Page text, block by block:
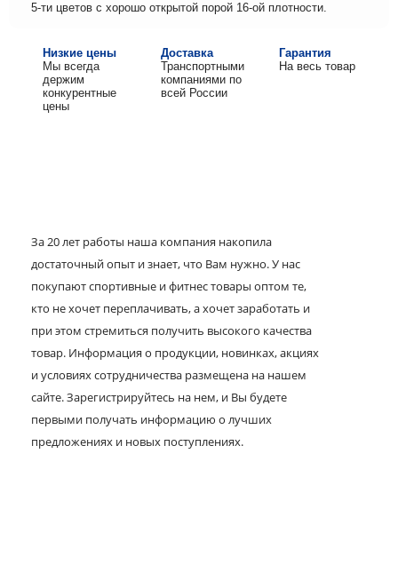
5-ти цветов с хорошо открытой порой 16-ой плотности.
Низкие цены
Мы всегда
держим
конкурентные
цены
Доставка
Транспортными
компаниями по
всей России
Гарантия
На весь товар
За 20 лет работы наша компания накопила
достаточный опыт и знает, что Вам нужно. У нас
покупают спортивные и фитнес товары оптом те,
кто не хочет переплачивать, а хочет заработать и
при этом стремиться получить высокого качества
товар. Информация о продукции, новинках, акциях
и условиях сотрудничества размещена на нашем
сайте. Зарегистрируйтесь на нем, и Вы будете
первыми получать информацию о лучших
предложениях и новых поступлениях.